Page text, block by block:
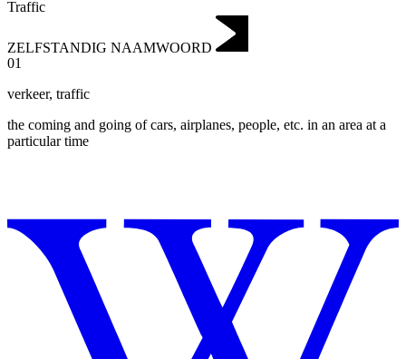
Traffic
ZELFSTANDIG NAAMWOORD
01
verkeer, traffic
the coming and going of cars, airplanes, people, etc. in an area at a
particular time